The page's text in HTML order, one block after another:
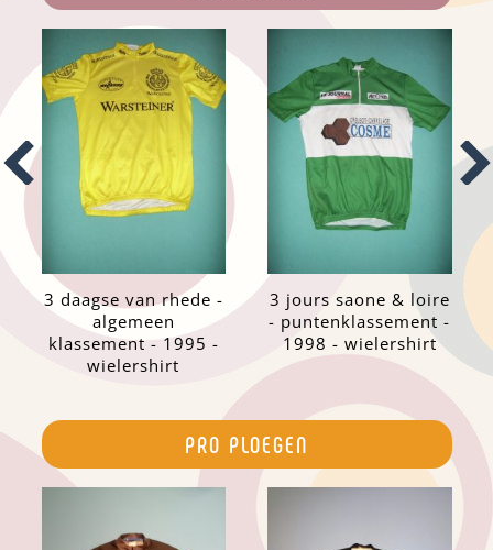
3 daagse van rhede -
algemeen
klassement - 1995 -
wielershirt
3 jours saone & loire
- puntenklassement -
1998 - wielershirt
PRO PLOEGEN